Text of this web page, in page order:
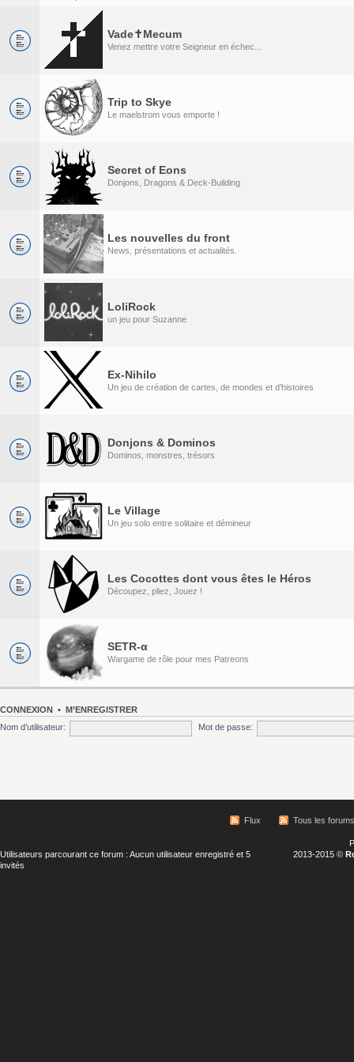
Vade✝Mecum
Venez mettre votre Seigneur en échec...
Trip to Skye
Le maelstrom vous emporte !
Secret of Eons
Donjons, Dragons & Deck-Building
Les nouvelles du front
News, présentations et actualités.
LoliRock
un jeu pour Suzanne
Ex-Nihilo
Un jeu de création de cartes, de mondes et d’histoires
Donjons & Dominos
Dominos, monstres, trésors
Le Village
Un jeu solo entre solitaire et démineur
Les Cocottes dont vous êtes le Héros
Découpez, pliez, Jouez !
SETR-α
Wargame de rôle pour mes Patreons
CONNEXION • M’ENREGISTRER
Nom d’utilisateur:
Mot de passe:
Flux Tous les forums
Utilisateurs parcourant ce forum : Aucun utilisateur enregistré et 5
invités
2013-2015 ©